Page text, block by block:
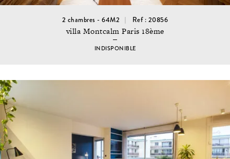
2 chambres - 64M2 Ref : 20856
villa Montcalm Paris 18ème
INDISPONIBLE